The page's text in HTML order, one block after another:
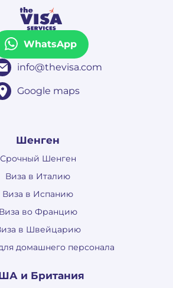
WhatsApp
info@thevisa.com
Google maps
Шенген
Срочный Шенген
Виза в Италию
Виза в Испанию
Виза во Францию
в Швейцарию
домашнего персонала
и Британия